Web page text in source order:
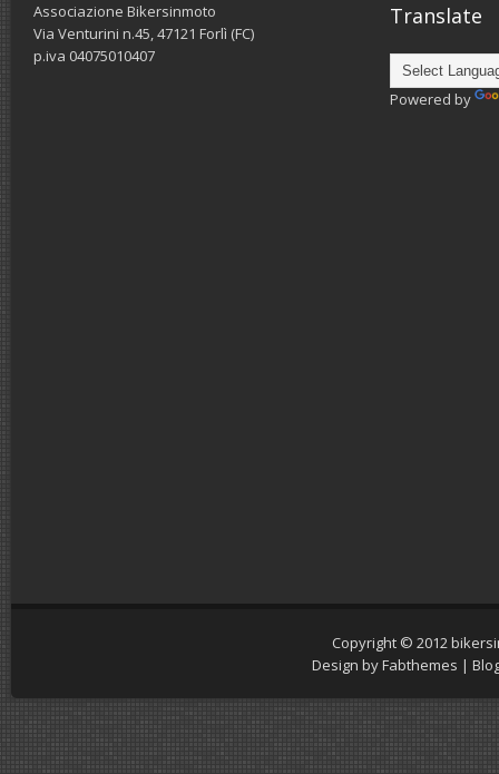
Associazione Bikersinmoto
Via Venturini n.45, 47121 Forlì (FC)
p.iva 04075010407
Translate
Powered by
Copyright © 2012
Design byFabthemes |